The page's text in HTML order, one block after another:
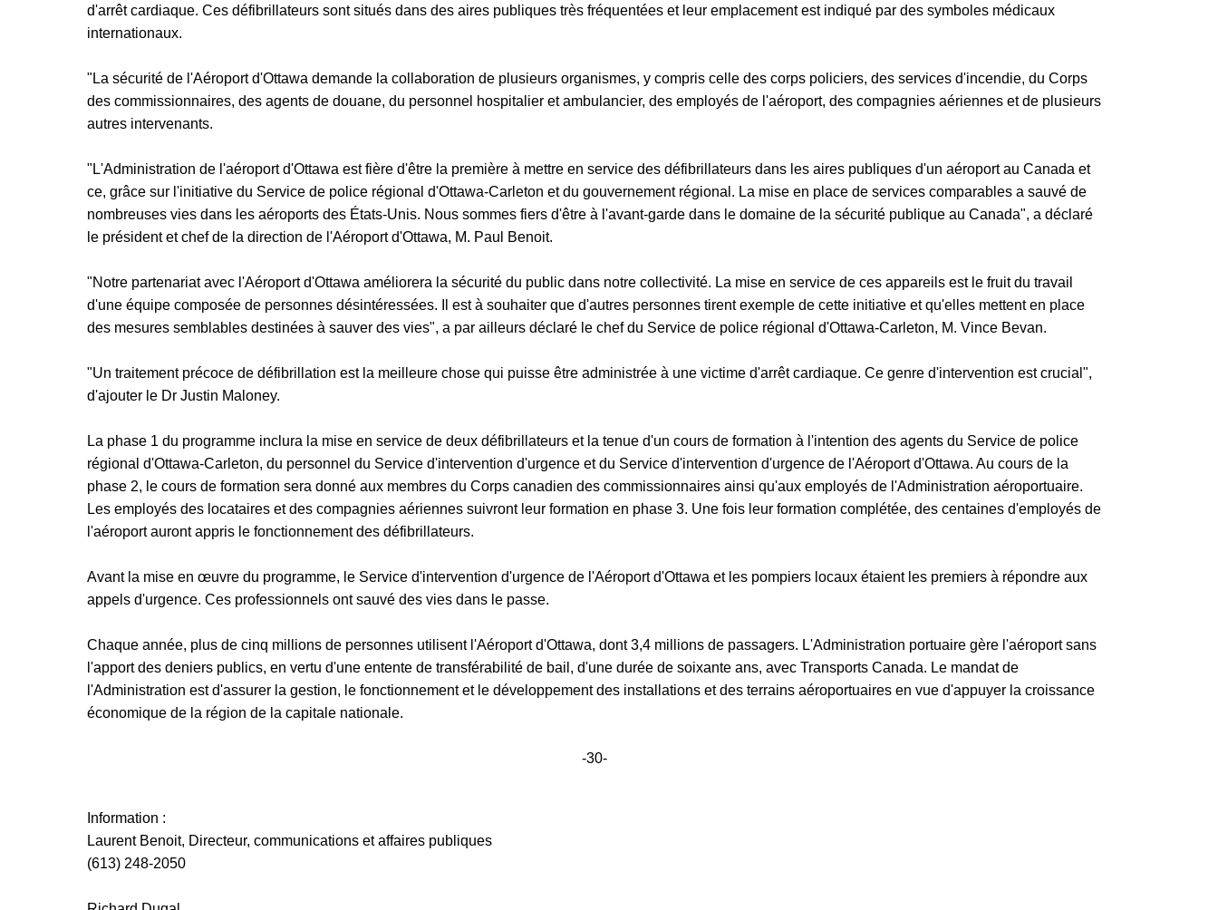
d'arrêt cardiaque. Ces défibrillateurs sont situés dans des aires publiques très fréquentées et leur emplacement est indiqué par des symboles médicaux
internationaux.
"La sécurité de l'Aéroport d'Ottawa demande la collaboration de plusieurs organismes, y compris celle des corps policiers, des services d'incendie, du Corps
des commissionnaires, des agents de douane, du personnel hospitalier et ambulancier, des employés de l'aéroport, des compagnies aériennes et de plusieurs
autres intervenants.
"L'Administration de l'aéroport d'Ottawa est fière d'être la première à mettre en service des défibrillateurs dans les aires publiques d'un aéroport au Canada et
ce, grâce sur l'initiative du Service de police régional d'Ottawa-Carleton et du gouvernement régional. La mise en place de services comparables a sauvé de
nombreuses vies dans les aéroports des États-Unis. Nous sommes fiers d'être à l'avant-garde dans le domaine de la sécurité publique au Canada", a déclaré
le président et chef de la direction de l'Aéroport d'Ottawa, M. Paul Benoit.
"Notre partenariat avec l'Aéroport d'Ottawa améliorera la sécurité du public dans notre collectivité. La mise en service de ces appareils est le fruit du travail
d'une équipe composée de personnes désintéressées. Il est à souhaiter que d'autres personnes tirent exemple de cette initiative et qu'elles mettent en place
des mesures semblables destinées à sauver des vies", a par ailleurs déclaré le chef du Service de police régional d'Ottawa-Carleton, M. Vince Bevan.
"Un traitement précoce de défibrillation est la meilleure chose qui puisse être administrée à une victime d'arrêt cardiaque. Ce genre d'intervention est crucial",
d'ajouter le Dr Justin Maloney.
La phase 1 du programme inclura la mise en service de deux défibrillateurs et la tenue d'un cours de formation à l'intention des agents du Service de police
régional d'Ottawa-Carleton, du personnel du Service d'intervention d'urgence et du Service d'intervention d'urgence de l'Aéroport d'Ottawa. Au cours de la
phase 2, le cours de formation sera donné aux membres du Corps canadien des commissionnaires ainsi qu'aux employés de l'Administration aéroportuaire.
Les employés des locataires et des compagnies aériennes suivront leur formation en phase 3. Une fois leur formation complétée, des centaines d'employés de
l'aéroport auront appris le fonctionnement des défibrillateurs.
Avant la mise en œuvre du programme, le Service d'intervention d'urgence de l'Aéroport d'Ottawa et les pompiers locaux étaient les premiers à répondre aux
appels d'urgence. Ces professionnels ont sauvé des vies dans le passe.
Chaque année, plus de cinq millions de personnes utilisent l'Aéroport d'Ottawa, dont 3,4 millions de passagers. L'Administration portuaire gère l'aéroport sans
l'apport des deniers publics, en vertu d'une entente de transférabilité de bail, d'une durée de soixante ans, avec Transports Canada. Le mandat de
l'Administration est d'assurer la gestion, le fonctionnement et le développement des installations et des terrains aéroportuaires en vue d'appuyer la croissance
économique de la région de la capitale nationale.
-30-
Information :
Laurent Benoit, Directeur, communications et affaires publiques
(613) 248-2050